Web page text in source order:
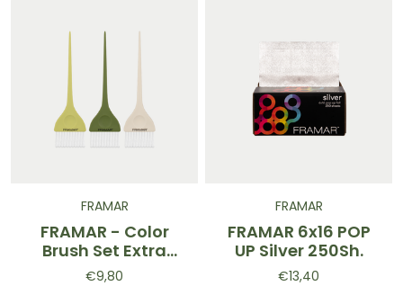
FRAMAR
FRAMAR - Color
Brush Set Extra
Dirty
€9,80
FRAMAR
FRAMAR 6x16 POP
UP Silver 250Sh.
€13,40